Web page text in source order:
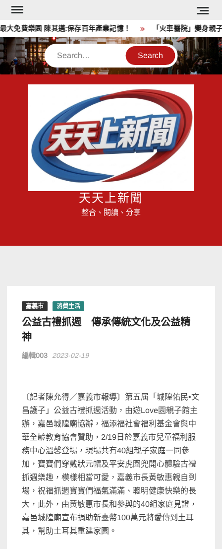
Skip
content
免費樂園 陳其邁:保存百年產業記憶！ 「火車醫院」變身親子
Search
天天上新聞
整合、閱讀、分享
嘉義市 消費生活
公益古禮抓週 傳承傳統文化及公益精
神
編輯003 2023-02-19
〔記者陳允得／嘉義市報導〕第五屆「城隍佑民•文
昌護子」公益古禮抓週活動，由遊Love園親子館主
辦，嘉邑城隍廟協辦，福添福社會福利基金會與中
華全齡教育協會贊助，2/19日於嘉義市兒童福利服
務中心溫馨登場，現場共有40組親子家庭一同參
加，寶寶們穿戴狀元帽及平安虎圍兜開心體驗古禮
抓週樂趣，模樣相當可愛，嘉義市長黃敏惠親自到
場，祝福抓週寶寶們福氣滿滿、聰明健康快樂的長
大，此外，由黃敏惠市長和參與的40組家庭見證，
嘉邑城隍廟宣布捐助新臺幣100萬元將愛傳到土耳
其，幫助土耳其重建家園。